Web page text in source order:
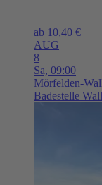
ab 10,40 €
AUG
8
Sa, 09:00
Mörfelden-
Badestelle